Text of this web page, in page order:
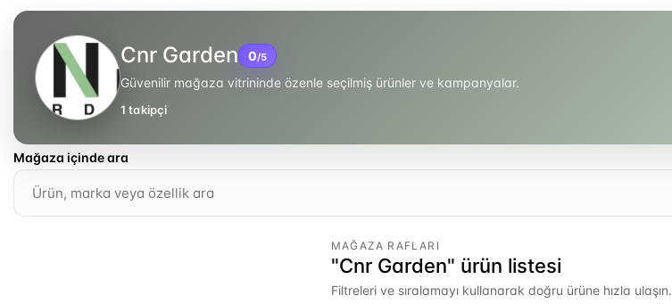
Cnr Garden 0/5
Güvenilir mağaza vitrininde özenle seçilmiş ürünler ve kampanyalar.
1 takipçi
Mağaza içinde ara
MAĞAZA RAFLARI
"Cnr Garden" ürün listesi
Filtreleri ve sıralamayı kullanarak doğru ürüne hızla ulaşın.